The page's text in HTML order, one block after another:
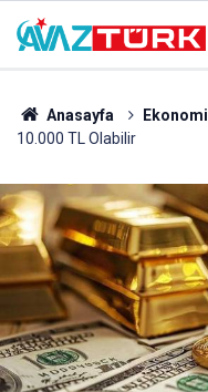
Anasayfa Ekonomi
10.000 TL Olabilir